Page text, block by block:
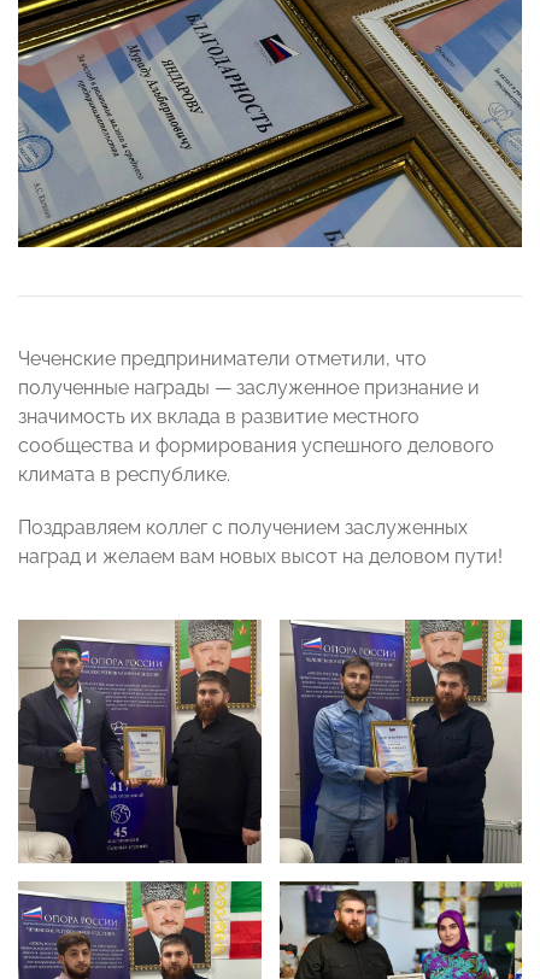
Чеченские предприниматели отметили, что
полученные награды — заслуженное признание и
значимость их вклада в развитие местного
сообщества и формирования успешного делового
климата в республике.
Поздравляем коллег с получением заслуженных
наград и желаем вам новых высот на деловом пути!